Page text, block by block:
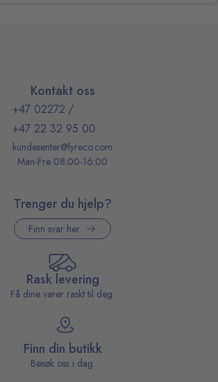
Kontakt oss
+47 02272 /
+47 22 32 95 00
kundesenter@lyreco.com
Man-Fre 08:00-16:00
Trenger du hjelp?
Finn svar her
Rask levering
Få dine varer raskt til deg.
Finn din butikk
Besøk oss i dag.